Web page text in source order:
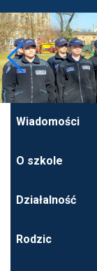
Wiadomości
O szkole
Działalność
Rodzic